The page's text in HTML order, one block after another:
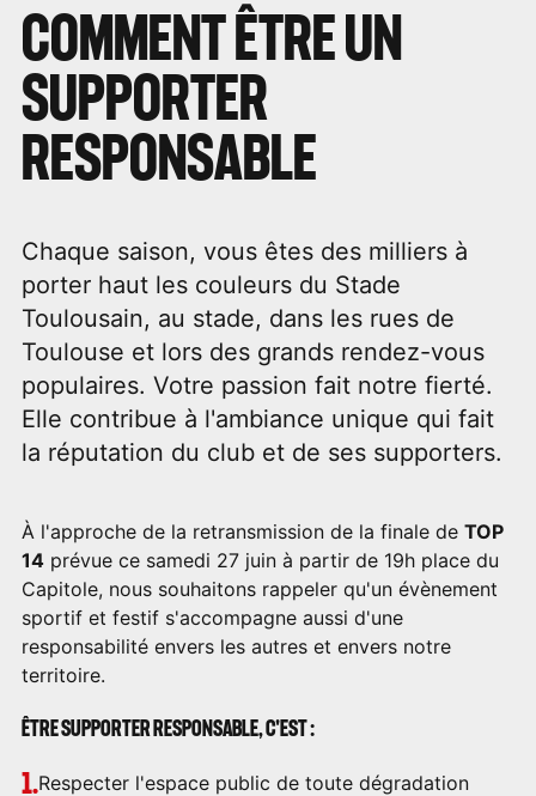
COMMENT ÊTRE UN
SUPPORTER
RESPONSABLE
Chaque saison, vous êtes des milliers à
porter haut les couleurs du Stade
Toulousain, au stade, dans les rues de
Toulouse et lors des grands rendez-vous
populaires. Votre passion fait notre fierté.
Elle contribue à l'ambiance unique qui fait
la réputation du club et de ses supporters.
À l'approche de la retransmission de la finale de TOP
14prévue ce samedi 27 juin à partir de 19h place du
Capitole, nous souhaitons rappeler qu'un évènement
sportif et festif s'accompagne aussi d'une
responsabilité envers les autres et envers notre
territoire.
ÊTRE SUPPORTER RESPONSABLE, C'EST :
Respecter l'espace public de toute dégradation